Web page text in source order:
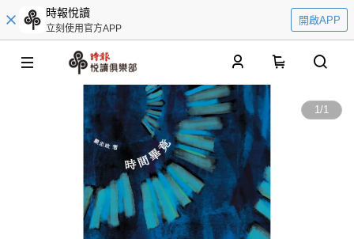
時報悅讀
立刻使用官方APP
開啟APP
1/1